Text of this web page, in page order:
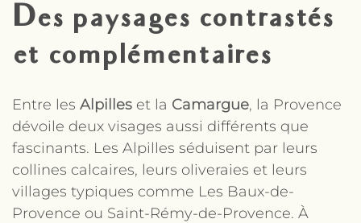
Des paysages contrastés
et complémentaires
Entre les Alpilles et la Camargue, la Provence
dévoile deux visages aussi différents que
fascinants. Les Alpilles séduisent par leurs
collines calcaires, leurs oliveraies et leurs
villages typiques comme Les Baux-de-
Provence ou Saint-Rémy-de-Provence. À